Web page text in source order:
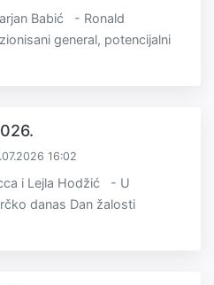
Babić - Ronald
general, potencijalni
16:02
i Lejla Hodžić - U
danas Dan žalosti